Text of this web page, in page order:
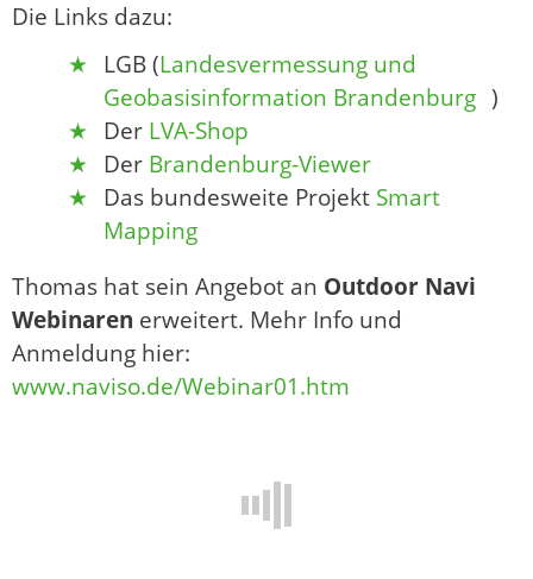
Die Links dazu:
LGB (Landesvermessung und
Geobasisinformation Brandenburg )
Der LVA-Shop
Der Brandenburg-Viewer
Das bundesweite Projekt Smart
Mapping
Thomas hat sein Angebot an Outdoor Navi
Webinaren erweitert. Mehr Info und
Anmeldung hier:
www.naviso.de/Webinar01.htm